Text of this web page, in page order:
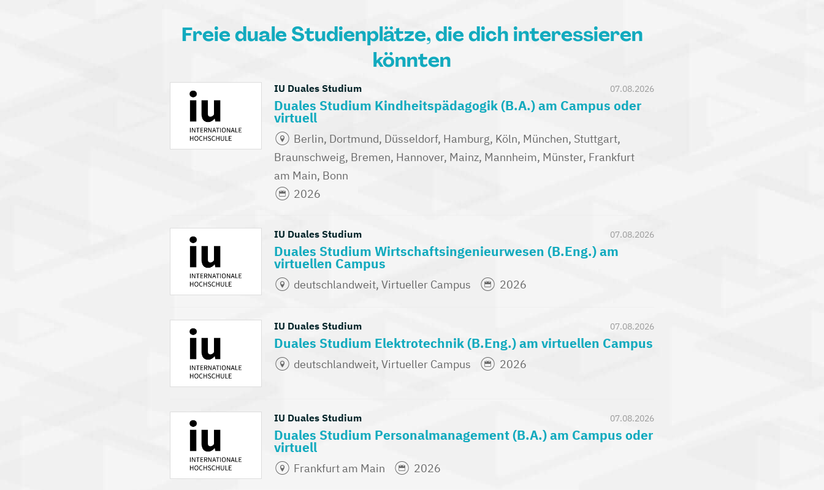
Freie duale Studienplätze, die dich interessieren
könnten
07.08.2026
IU Duales Studium
Duales Studium Kindheitspädagogik (B.A.) am Campus oder
virtuell
Berlin, Dortmund, Düsseldorf, Hamburg, Köln, München, Stuttgart,
Braunschweig, Bremen, Hannover, Mainz, Mannheim, Münster, Frankfurt
am Main, Bonn
2026
07.08.2026
IU Duales Studium
Duales Studium Wirtschaftsingenieurwesen (B.Eng.) am
virtuellen Campus
deutschlandweit, Virtueller Campus 2026
07.08.2026
IU Duales Studium
Duales Studium Elektrotechnik (B.Eng.) am virtuellen Campus
deutschlandweit, Virtueller Campus 2026
07.08.2026
IU Duales Studium
Duales Studium Personalmanagement (B.A.) am Campus oder
virtuell
Frankfurt am Main 2026